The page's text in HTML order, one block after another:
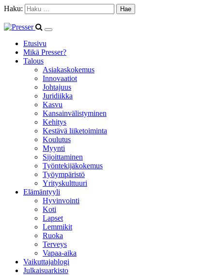
Haku:
Etusivu
Mikä Presser?
Talous
Asiakaskokemus
Innovaatiot
Johtajuus
Juridiikka
Kasvu
Kansainvälistyminen
Kehitys
Kestävä liiketoiminta
Koulutus
Myynti
Sijoittaminen
Työntekijäkokemus
Työympäristö
Yrityskulttuuri
Elämäntyyli
Hyvinvointi
Koti
Lapset
Lemmikit
Ruoka
Terveys
Vapaa-aika
Vaikuttajablogi
Julkaisuarkisto